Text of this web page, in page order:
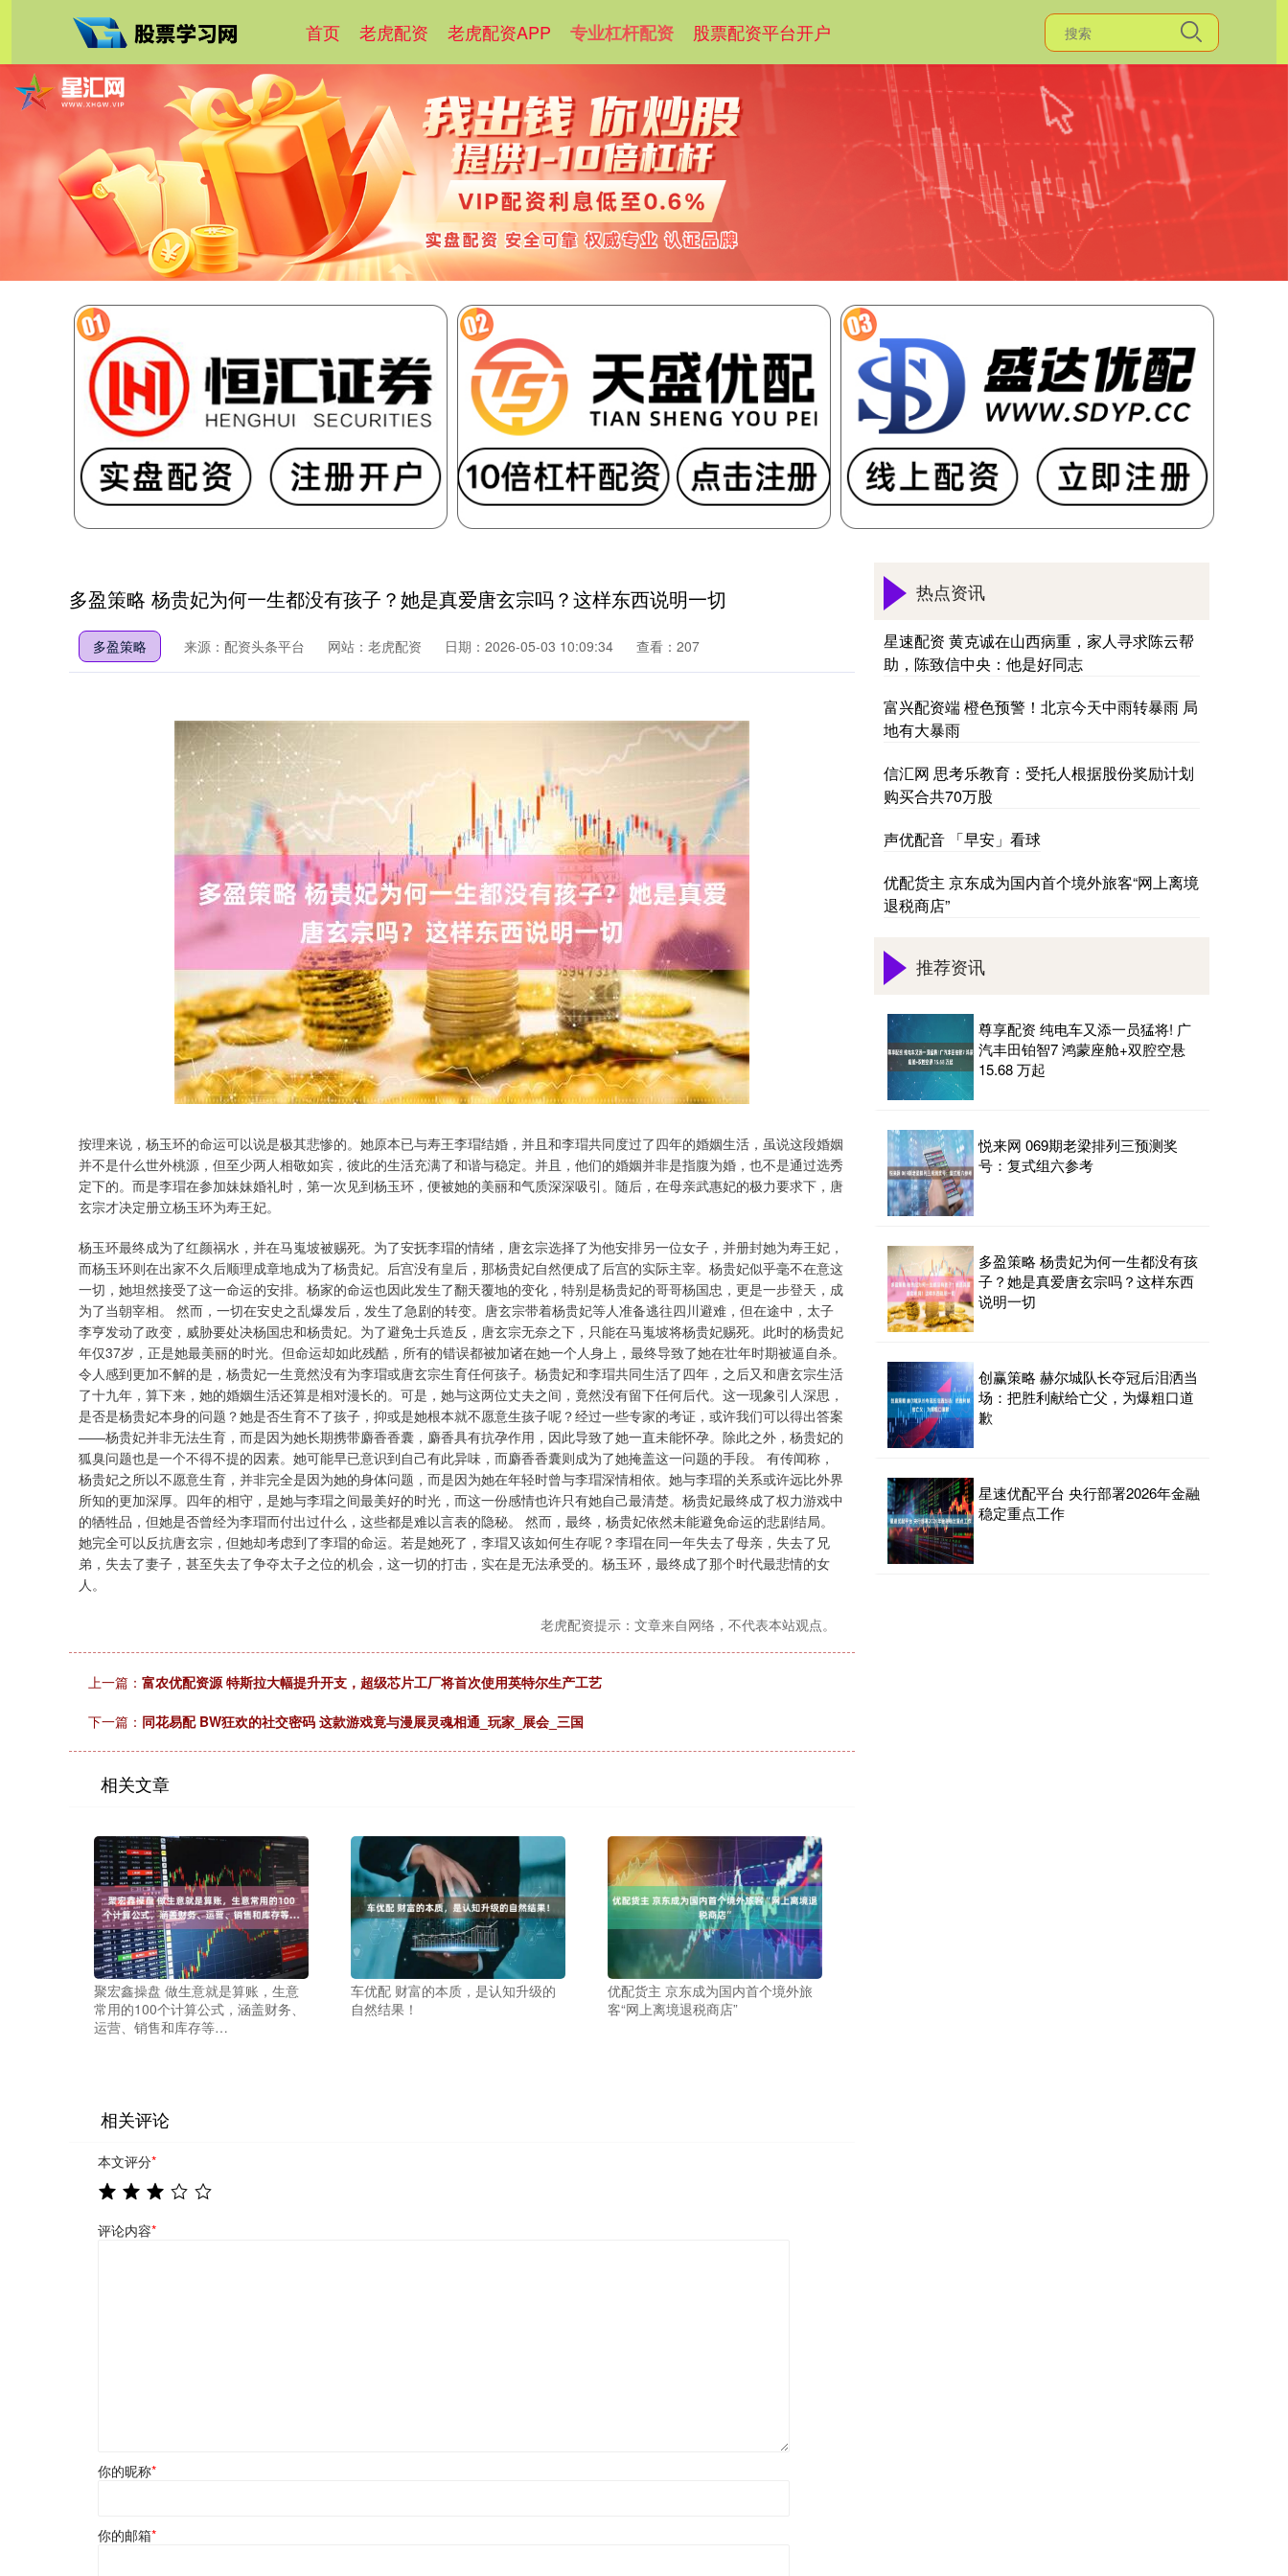
首页 老虎配资 老虎配资APP 专业杠杆配资 股票配资平台开户
多盈策略 杨贵妃为何一生都没有孩子？她是真爱唐玄宗吗？这样东西说明一切
多盈策略 来源：配资头条平台 网站：老虎配资 日期：2026-05-03 10:09:34 查看：207
按理来说，杨玉环的命运可以说是极其悲惨的。她原本已与寿王李瑁结婚，并且和李瑁共同度过了四年的婚姻生活，虽说这段婚姻
并不是什么世外桃源，但至少两人相敬如宾，彼此的生活充满了和谐与稳定。并且，他们的婚姻并非是指腹为婚，也不是通过选秀
定下的。而是李瑁在参加妹妹婚礼时，第一次见到杨玉环，便被她的美丽和气质深深吸引。随后，在母亲武惠妃的极力要求下，唐
玄宗才决定册立杨玉环为寿王妃。
杨玉环最终成为了红颜祸水，并在马嵬坡被赐死。为了安抚李瑁的情绪，唐玄宗选择了为他安排另一位女子，并册封她为寿王妃，
而杨玉环则在出家不久后顺理成章地成为了杨贵妃。后宫没有皇后，那杨贵妃自然便成了后宫的实际主宰。杨贵妃似乎毫不在意这
一切，她坦然接受了这一命运的安排。杨家的命运也因此发生了翻天覆地的变化，特别是杨贵妃的哥哥杨国忠，更是一步登天，成
为了当朝宰相。 然而，一切在安史之乱爆发后，发生了急剧的转变。唐玄宗带着杨贵妃等人准备逃往四川避难，但在途中，太子
李亨发动了政变，威胁要处决杨国忠和杨贵妃。为了避免士兵造反，唐玄宗无奈之下，只能在马嵬坡将杨贵妃赐死。此时的杨贵妃
年仅37岁，正是她最美丽的时光。但命运却如此残酷，所有的错误都被加诸在她一个人身上，最终导致了她在壮年时期被逼自杀。
令人感到更加不解的是，杨贵妃一生竟然没有为李瑁或唐玄宗生育任何孩子。杨贵妃和李瑁共同生活了四年，之后又和唐玄宗生活
了十九年，算下来，她的婚姻生活还算是相对漫长的。可是，她与这两位丈夫之间，竟然没有留下任何后代。这一现象引人深思，
是否是杨贵妃本身的问题？她是否生育不了孩子，抑或是她根本就不愿意生孩子呢？经过一些专家的考证，或许我们可以得出答案
——杨贵妃并非无法生育，而是因为她长期携带麝香香囊，麝香具有抗孕作用，因此导致了她一直未能怀孕。除此之外，杨贵妃的
狐臭问题也是一个不得不提的因素。她可能早已意识到自己有此异味，而麝香香囊则成为了她掩盖这一问题的手段。 有传闻称，
杨贵妃之所以不愿意生育，并非完全是因为她的身体问题，而是因为她在年轻时曾与李瑁深情相依。她与李瑁的关系或许远比外界
所知的更加深厚。四年的相守，是她与李瑁之间最美好的时光，而这一份感情也许只有她自己最清楚。杨贵妃最终成了权力游戏中
的牺牲品，但她是否曾经为李瑁而付出过什么，这些都是难以言表的隐秘。 然而，最终，杨贵妃依然未能避免命运的悲剧结局。
她完全可以反抗唐玄宗，但她却考虑到了李瑁的命运。若是她死了，李瑁又该如何生存呢？李瑁在同一年失去了母亲，失去了兄
弟，失去了妻子，甚至失去了争夺太子之位的机会，这一切的打击，实在是无法承受的。杨玉环，最终成了那个时代最悲情的女
人。
老虎配资提示：文章来自网络，不代表本站观点。
上一篇： 富农优配资源 特斯拉大幅提升开支，超级芯片工厂将首次使用英特尔生产工艺
下一篇： 同花易配 BW狂欢的社交密码 这款游戏竟与漫展灵魂相通_玩家_展会_三国
相关文章
聚宏鑫操盘 做生意就是算账，生意
常用的100个计算公式，涵盖财务、
运营、销售和库存等…
车优配 财富的本质，是认知升级的
自然结果！
优配货主 京东成为国内首个境外旅
客“网上离境退税商店”
相关评论
本文评分*
评论内容*
你的昵称*
你的邮箱*
热点资讯
星速配资 黄克诚在山西病重，家人寻求陈云帮
助，陈致信中央：他是好同志
富兴配资端 橙色预警！北京今天中雨转暴雨 局
地有大暴雨
信汇网 思考乐教育：受托人根据股份奖励计划
购买合共70万股
声优配音 「早安」看球
优配货主 京东成为国内首个境外旅客“网上离境
退税商店”
推荐资讯
尊享配资 纯电车又添一员猛将! 广
汽丰田铂智7 鸿蒙座舱+双腔空悬
15.68 万起
悦来网 069期老梁排列三预测奖
号：复式组六参考
多盈策略 杨贵妃为何一生都没有孩
子？她是真爱唐玄宗吗？这样东西
说明一切
创赢策略 赫尔城队长夺冠后泪洒当
场：把胜利献给亡父，为爆粗口道
歉
星速优配平台 央行部署2026年金融
稳定重点工作